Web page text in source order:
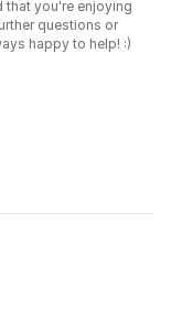
that you're enjoying
questions or
happy to help! :)